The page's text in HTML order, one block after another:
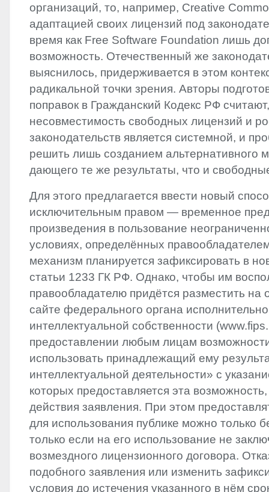
организаций, то, например, Creative
адаптацией своих лицензий под
время как Free Software Foundation лишь
возможность. Отечественный же
выяснилось, придерживается в этом
радикальной точки зрения. Авторы
поправок в Гражданский Кодекс РФ
несовместимость свободных лицензий и
законодательств является системной, и
решить лишь созданием альтернативного
дающего те же результаты, что и
Для этого предлагается ввести новый
исключительным правом — временное
произведения в пользование
условиях, определённых
механизм планируется зафиксировать в
статьи 1233 ГК РФ. Однако, чтобы им
правообладателю придётся разместить
сайте федерального органа
интеллектуальной собственности
предоставлении любым лицам
использовать принадлежащий ему
интеллектуальной деятельности» с
которых предоставляется эта
действия заявления. При этом
для использования публике можно только
только если на его использование не
возмездного лицензионного договора.
подобного заявления или изменить
условия до истечения указанного в нём